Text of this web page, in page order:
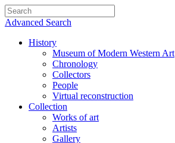
Advanced Search
History
Museum of Modern Western Art
Chronology
Collectors
People
Virtual reconstruction
Collection
Works of art
Artists
Gallery